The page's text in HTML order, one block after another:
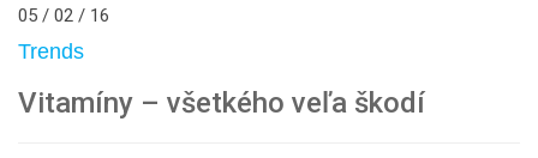
05 / 02 / 16
Trends
Vitamíny – všetkého veľa škodí